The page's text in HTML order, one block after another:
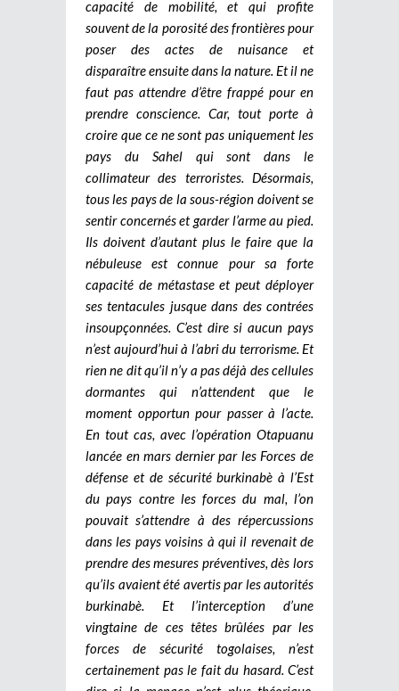
capacité de mobilité, et qui profite
souvent de la porosité des frontières pour
poser des actes de nuisance et
disparaître ensuite dans la nature. Et il ne
faut pas attendre d’être frappé pour en
prendre conscience. Car, tout porte à
croire que ce ne sont pas uniquement les
pays du Sahel qui sont dans le
collimateur des terroristes. Désormais,
tous les pays de la sous-région doivent se
sentir concernés et garder l’arme au pied.
Ils doivent d’autant plus le faire que la
nébuleuse est connue pour sa forte
capacité de métastase et peut déployer
ses tentacules jusque dans des contrées
insoupçonnées. C’est dire si aucun pays
n’est aujourd’hui à l’abri du terrorisme. Et
rien ne dit qu’il n’y a pas déjà des cellules
dormantes qui n’attendent que le
moment opportun pour passer à l’acte.
En tout cas, avec l’opération Otapuanu
lancée en mars dernier par les Forces de
défense et de sécurité burkinabè à l’Est
du pays contre les forces du mal, l’on
pouvait s’attendre à des répercussions
dans les pays voisins à qui il revenait de
prendre des mesures préventives, dès lors
qu’ils avaient été avertis par les autorités
burkinabè. Et l’interception d’une
vingtaine de ces têtes brûlées par les
forces de sécurité togolaises, n’est
certainement pas le fait du hasard. C’est